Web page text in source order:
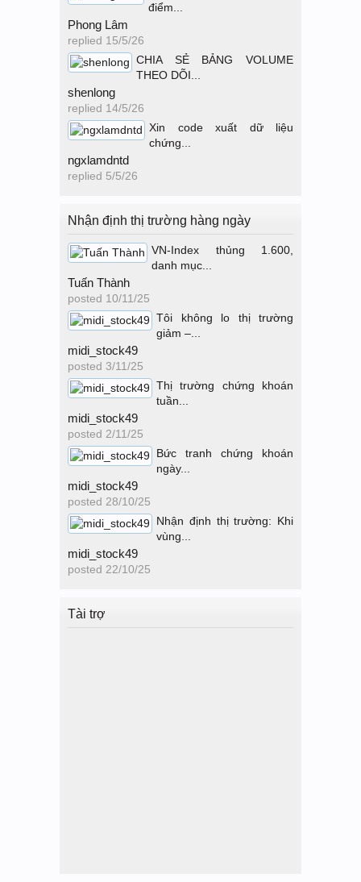
điểm...
Phong Lâm
replied 15/5/26
CHIA SẺ BẢNG VOLUME
THEO DÕI...
shenlong
replied 14/5/26
Xin code xuất dữ liệu
chứng...
ngxlamdntd
replied 5/5/26
Nhận định thị trường hàng ngày
VN-Index thủng 1.600,
danh mục...
Tuấn Thành
posted 10/11/25
Tôi không lo thị trường
giảm –...
midi_stock49
posted 3/11/25
Thị trường chứng khoán
tuần...
midi_stock49
posted 2/11/25
Bức tranh chứng khoán
ngày...
midi_stock49
posted 28/10/25
Nhận định thị trường: Khi
vùng...
midi_stock49
posted 22/10/25
Tài trợ